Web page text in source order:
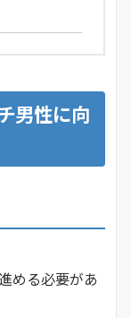
男性に向
める必要があ